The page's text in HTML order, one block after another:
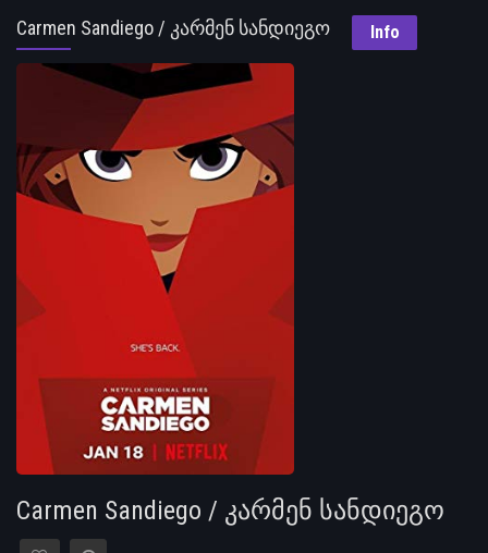
Carmen Sandiego / კარმენ სანდიეგო Info
Carmen Sandiego / კარმენ სანდიეგო